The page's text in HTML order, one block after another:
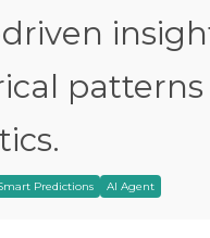
Predictions AI Agent